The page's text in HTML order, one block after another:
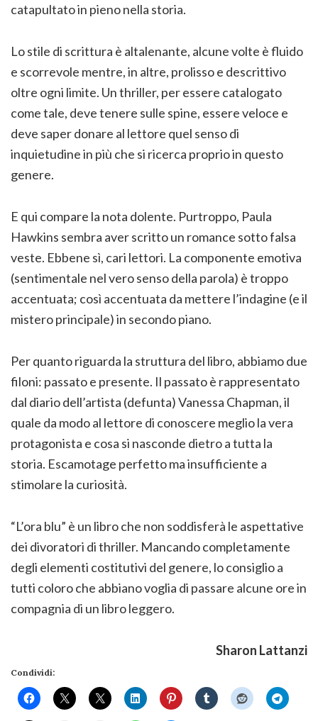
catapultato in pieno nella storia.
Lo stile di scrittura è altalenante, alcune volte è fluido
e scorrevole mentre, in altre, prolisso e descrittivo
oltre ogni limite. Un thriller, per essere catalogato
come tale, deve tenere sulle spine, essere veloce e
deve saper donare al lettore quel senso di
inquietudine in più che si ricerca proprio in questo
genere.
E qui compare la nota dolente. Purtroppo, Paula
Hawkins sembra aver scritto un romance sotto falsa
veste. Ebbene sì, cari lettori. La componente emotiva
(sentimentale nel vero senso della parola) è troppo
accentuata; così accentuata da mettere l’indagine (e il
mistero principale) in secondo piano.
Per quanto riguarda la struttura del libro, abbiamo due
filoni: passato e presente. Il passato è rappresentato
dal diario dell’artista (defunta) Vanessa Chapman, il
quale da modo al lettore di conoscere meglio la vera
protagonista e cosa si nasconde dietro a tutta la
storia. Escamotage perfetto ma insufficiente a
stimolare la curiosità.
“L’ora blu” è un libro che non soddisferà le aspettative
dei divoratori di thriller. Mancando completamente
degli elementi costitutivi del genere, lo consiglio a
tutti coloro che abbiano voglia di passare alcune ore in
compagnia di un libro leggero.
Sharon Lattanzi
Condividi: